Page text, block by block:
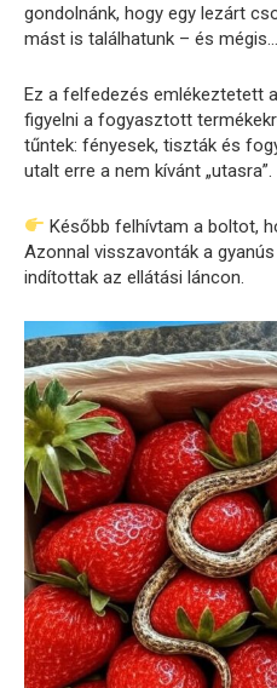
gondolnánk, hogy egy lezárt
mást is találhatunk – és mégis…
Ez a felfedezés emlékeztetett
figyelni a fogyasztott
tűntek: fényesek, tiszták és
utalt erre a nem kívánt „utasra”.
Később felhívtam a boltot,
Azonnal visszavonták a
indítottak az ellátási láncon.